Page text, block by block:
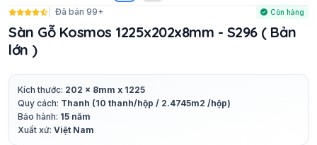
Đã bán 99+ Còn hàng
Sàn Gỗ Kosmos 1225x202x8mm - S296 ( Bản
lớn )
Kích thước: 202 x 8mm x 1225
Quy cách: Thanh (10 thanh/hộp / 2.4745m2 /hộp)
Bảo hành: 15 năm
Xuất xứ: Việt Nam